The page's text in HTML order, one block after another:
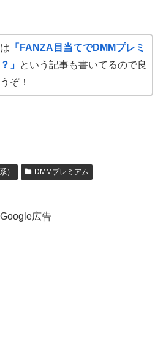
「FANZA目当てでDMMプレミ
」 という記事も書いてるので良
ぞ！
）
DMMプレミアム
Google広告